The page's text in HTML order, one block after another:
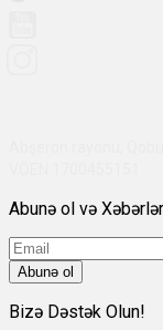
Abunə ol və
Abunə ol
Bizə Dəstək Olun!